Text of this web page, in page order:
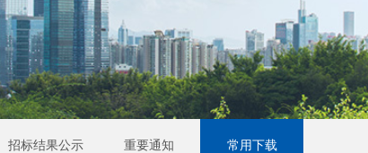
招标结果公示 重要通知 常用下载